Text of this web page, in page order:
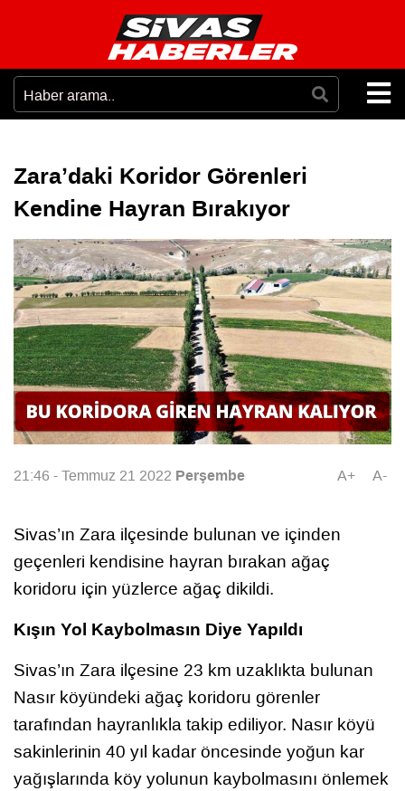
Zara’daki Koridor Görenleri
Kendine Hayran Bırakıyor
21:46 - Temmuz 21 2022 Perşembe A+ A-
Sivas’ın Zara ilçesinde bulunan ve içinden
geçenleri kendisine hayran bırakan ağaç
koridoru için yüzlerce ağaç dikildi.
Kışın Yol Kaybolmasın Diye Yapıldı
Sivas’ın Zara ilçesine 23 km uzaklıkta bulunan
Nasır köyündeki ağaç koridoru görenler
tarafından hayranlıkla takip ediliyor. Nasır köyü
sakinlerinin 40 yıl kadar öncesinde yoğun kar
yağışlarında köy yolunun kaybolmasını önlemek